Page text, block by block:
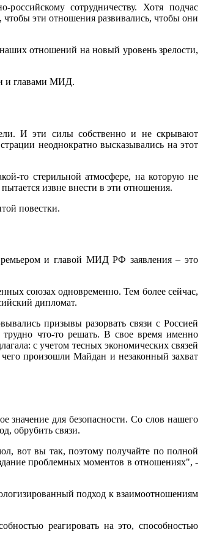
сотрудничеству. Хотя подчас
эти отношения развивались, чтобы они
отношений на новый уровень зрелости,
и главами МИД.
И эти силы собственно и не скрывают
неоднократно высказывались на этот
стерильной атмосфере, на которую не
извне внести в эти отношения.
повестки.
и главой МИД РФ заявления – это
одновременно. Тем более сейчас,
дипломат.
призывы разорвать связи с Россией
что-то решать. В свое время именно
с учетом тесных экономических связей
произошли Майдан и незаконный захват
значение для безопасности. Со слов нашего
обрубить связи.
вы так, поэтому получайте по полной
проблемных моментов в отношениях", -
подход к взаимоотношениям
реагировать на это, способностью